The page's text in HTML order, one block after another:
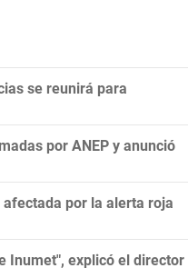
se reunirá para
por ANEP y anunció
por la alerta roja
Inumet", explicó el director